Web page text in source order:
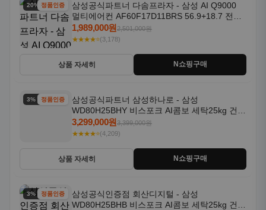
20% 할인정품인증
삼성공식파트너 다솜프라자 - 삼성 AI Q9000
멀티에어컨 AF60F17D11BRS 56.9+18.7 전국
기본설치포함
1,989,000원2,501,000원
★★★★⭐(3,178)
상품 자세히 N쇼핑구매
3% 할인정품인증
삼성공식파트너 삼성하나로 - 삼성
WD80H25BHY 비스포크 AI콤보 세탁25kg 건조
18kg 26년형 일체형 1등급
3,299,000원3,399,000원
★★★★⭐(4,209)
상품 자세히 N쇼핑구매
3% 할인정품인증
삼성공식인증점 회산디지털 - 삼성
WD80H25BHB 비스포크 AI콤보 세탁25kg 건조